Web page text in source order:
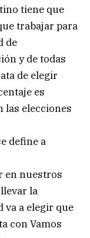
tiene que
trabajar para
de
y de todas
de elegir
es
las elecciones
define a
en nuestros
la
va a elegir que
con Vamos